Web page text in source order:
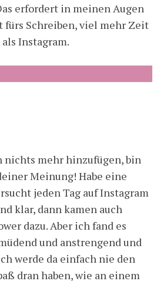
erfordert in meinen Augen
fürs Schreiben, viel mehr Zeit
Instagram.
nichts mehr hinzufügen, bin
Meinung! Habe eine
jeden Tag auf Instagram
klar, dann kamen auch
dazu. Aber ich fand es
und anstrengend und
werde da einfach nie den
dran haben, wie an einem